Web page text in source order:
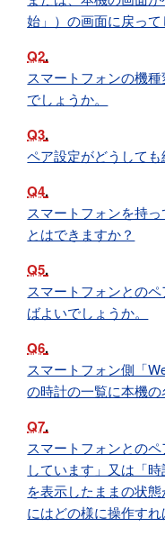
始」）の画面に戻って
Q2
スマートフォンの機
でしょうか。
Q3
ペア設定がどうしても
Q4
スマートフォンを持
とはできますか？
Q5
スマートフォンとの
ばよいでしょうか。
Q6
スマートフォン側「
の時計の一覧に本機の
Q7
スマートフォンとの
しています」又は「
を表示したままの状
にはどの様に操作すれ